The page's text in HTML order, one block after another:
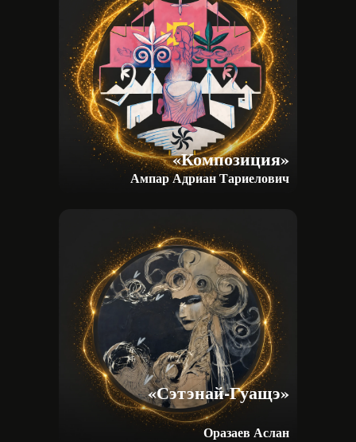
Оразаев Аслан
«Сэтэнай-Гуащэ»
Ампар Адриан Тариелович
«Композиция»